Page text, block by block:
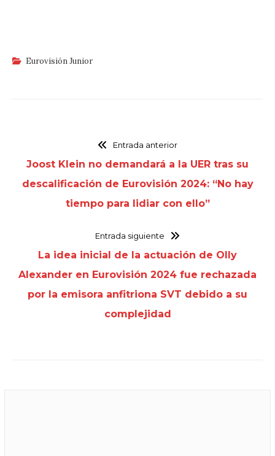
Eurovisión Junior
Entrada anterior
Joost Klein no demandará a la UER tras su
descalificación de Eurovisión 2024: “No hay
tiempo para lidiar con ello”
Entrada siguiente
La idea inicial de la actuación de Olly
Alexander en Eurovisión 2024 fue rechazada
por la emisora anfitriona SVT debido a su
complejidad